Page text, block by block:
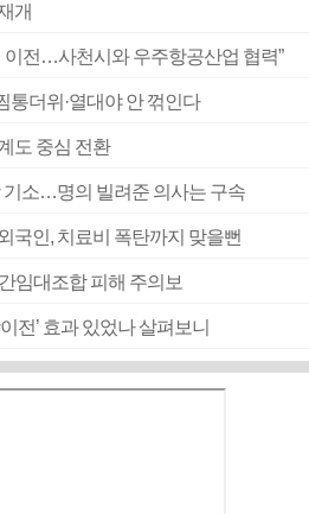
개
이전…사천시와 우주항공산업 협력”
더위·열대야 안 꺾인다
도 중심 전환
기소…명의 빌려준 의사는 구속
국인, 치료비 폭탄까지 맞을뻔
임대조합 피해 주의보
전’ 효과 있었나 살펴보니